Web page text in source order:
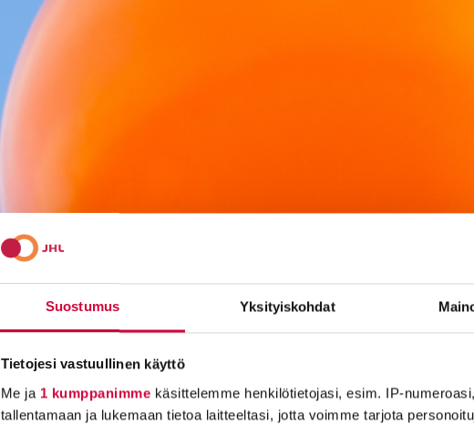
Suostumus Yksityiskohdat
Tietojesi vastuullinen käyttö
Me ja 1 kumppanimme käsittelemme henkilötietojasi, esim. IP-
tallentamaan ja lukemaan tietoa laitteeltasi, jotta voimme tarjota